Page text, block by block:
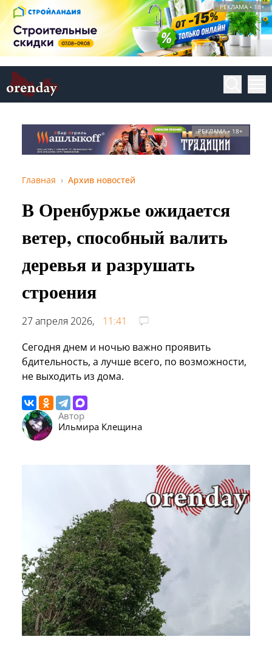
РЕКЛАМА • 18+
РЕКЛАМА • 18+
Главная Архив новостей
В Оренбуржье ожидается
ветер, способный валить
деревья и разрушать
строения
27 апреля 2026,
11:41
Сегодня днем и ночью важно проявить
бдительность, а лучше всего, по возможности,
не выходить из дома.
Автор
Ильмира Клещина